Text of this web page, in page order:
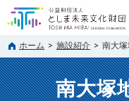
ホーム > 施設紹介 > 南大
南大塚